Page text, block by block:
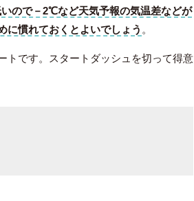
ので－2℃など天気予報の気温差などが
に慣れておくとよいでしょう 。
トです。スタートダッシュを切って得意